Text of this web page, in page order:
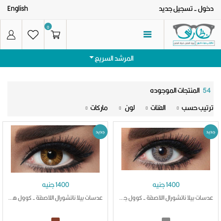
English دخول- تسجيل جديد
0
الرئيسيه
الفئات
نظارات شمس رجالى
نظارات شمس حريمى
نظارات طبية رجالى
العروض
تواصل معنا
المرشد السريع
54 المنتجات الموجوده
ترتيب حسب
الفئات لون ماركات
1400 جنيه
عدسات بيلا ناتشورال اللاصقة - كوول جراي
جديد
1400 جنيه
عدسات بيلا ناتشورال اللاصقة - كوول هازل
جديد